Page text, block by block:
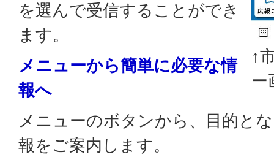
↑
ー
を選んで受信することができ
ます。
メニューから簡単に必要な情
報へ
メニューのボタンから、目的と
報をご案内します。